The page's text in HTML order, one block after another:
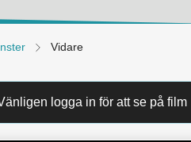
Vidare
logga in för att se på film